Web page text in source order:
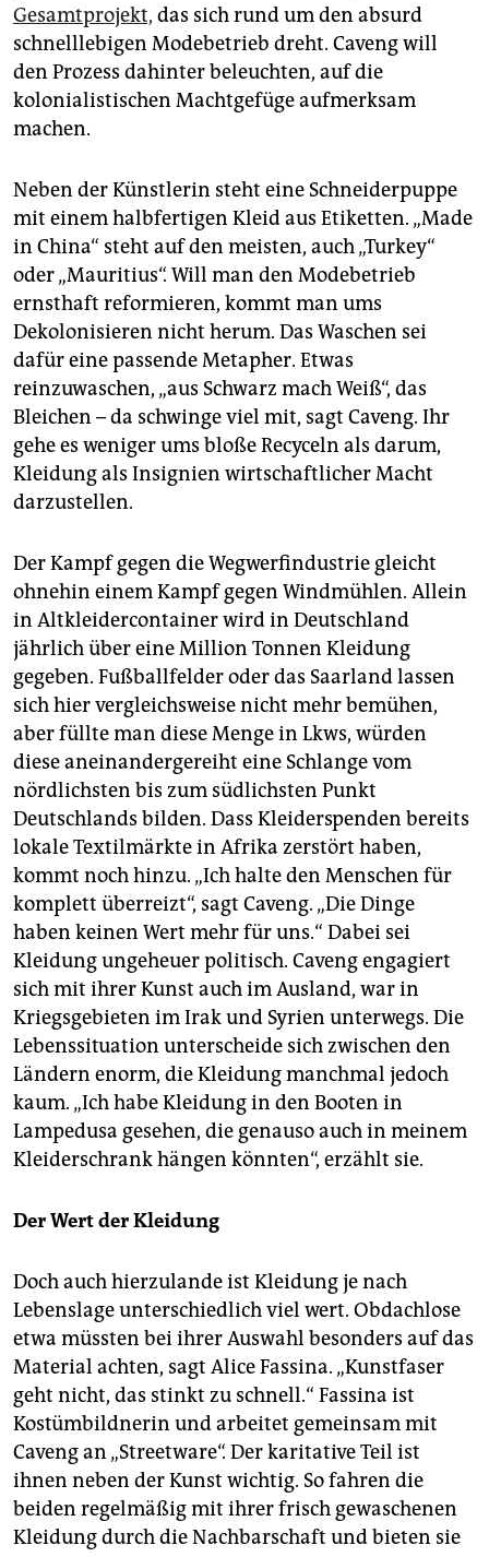
Gesamtprojekt, das sich rund um den absurd
schnelllebigen Modebetrieb dreht. Caveng will
den Prozess dahinter beleuchten, auf die
kolonialistischen Machtgefüge aufmerksam
machen.
Neben der Künstlerin steht eine Schneiderpuppe
mit einem halbfertigen Kleid aus Etiketten. „Made
in China“ steht auf den meisten, auch „Turkey“
oder „Mauritius“. Will man den Modebetrieb
ernsthaft reformieren, kommt man ums
Dekolonisieren nicht herum. Das Waschen sei
dafür eine passende Metapher. Etwas
reinzuwaschen, „aus Schwarz mach Weiß“, das
Bleichen – da schwinge viel mit, sagt Caveng. Ihr
gehe es weniger ums bloße Recyceln als darum,
Kleidung als Insignien wirtschaftlicher Macht
darzustellen.
Der Kampf gegen die Wegwerf­­industrie gleicht
ohnehin einem Kampf gegen Windmühlen. Allein
in Altkleidercontainer wird in Deutschland
jährlich über eine Million Tonnen Kleidung
gegeben. Fußballfelder oder das Saarland lassen
sich hier vergleichsweise nicht mehr bemühen,
aber füllte man diese Menge in Lkws, würden
diese aneinandergereiht eine Schlange vom
nördlichsten bis zum südlichsten Punkt
Deutschlands bilden. Dass Kleiderspenden bereits
lokale Textilmärkte in Afrika zerstört haben,
kommt noch hinzu. „Ich halte den Menschen für
komplett überreizt“, sagt Caveng. „Die Dinge
haben keinen Wert mehr für uns.“ Dabei sei
Kleidung ungeheuer politisch. Caveng engagiert
sich mit ihrer Kunst auch im Ausland, war in
Kriegsgebieten im Irak und Syrien unterwegs. Die
Lebenssituation unterscheide sich zwischen den
Ländern enorm, die Kleidung manchmal jedoch
kaum. „Ich habe Kleidung in den Booten in
Lampedusa gesehen, die genauso auch in meinem
Kleiderschrank hängen könnten“, erzählt sie.
Der Wert der Kleidung
Doch auch hierzulande ist Kleidung je nach
Lebenslage unterschiedlich viel wert. Obdachlose
etwa müssten bei ihrer Auswahl besonders auf das
Material achten, sagt Alice Fassina. „Kunstfaser
geht nicht, das stinkt zu schnell.“ Fassina ist
Kostümbildnerin und arbeitet gemeinsam mit
Caveng an „Streetware“. Der karitative Teil ist
ihnen neben der Kunst wichtig. So fahren die
beiden regelmäßig mit ihrer frisch gewaschenen
Kleidung durch die Nachbarschaft und bieten sie